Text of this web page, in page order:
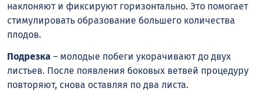
наклоняют и фиксируют горизонтально. Это помогает
стимулировать образование большего количества
плодов.
Подрезка – молодые побеги укорачивают до двух
листьев. После появления боковых ветвей процедуру
повторяют, снова оставляя по два листа.